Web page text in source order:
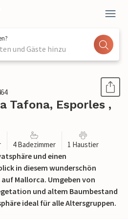
und Gäste hinzu
Tafona, Esporles ,
4 Badezimmer 1 Haustier
und einen
in diesem wunderschön
Mallorca. Umgeben von
und altem Baumbestand
ideal für alle Altersgruppen.